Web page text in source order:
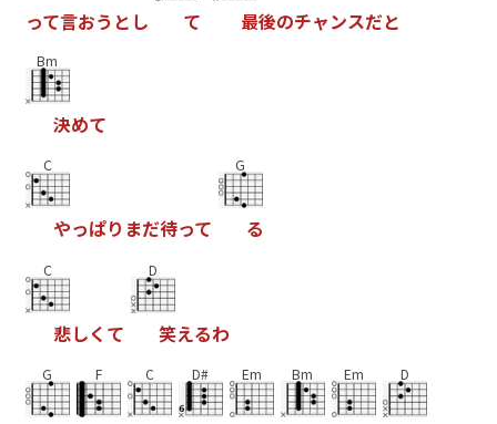
って言おう と し て 最後のチャンスだと
Bm
決めて
C
やっぱり まだ待って
G
る
C
悲しく て
D
笑えるわ
G F C D# Em Bm Em D